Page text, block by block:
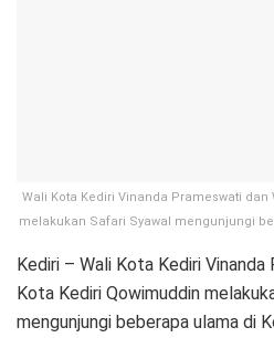
Wali Kota Kediri Vinanda Prameswati dan
melakukan Safari Syawal mengunjungi
Kediri – Wali Kota Kediri
Kota Kediri Qowimuddin
mengunjungi beberapa ulama di